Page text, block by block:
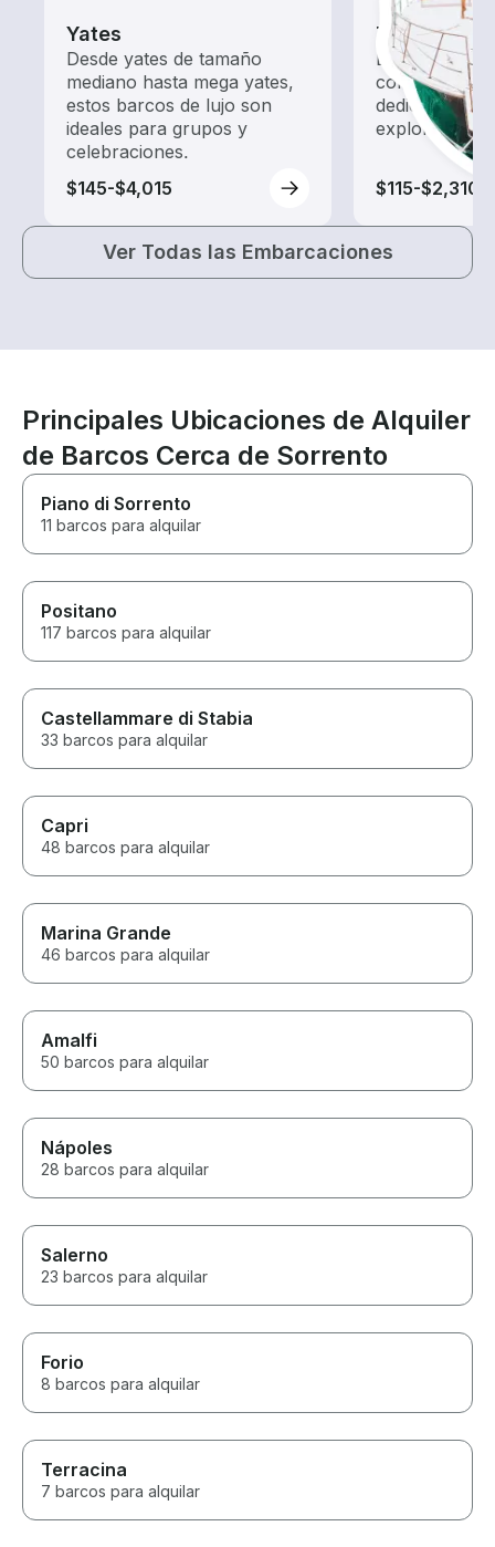
Yates
Desde yates de tamaño
mediano hasta mega yates,
estos barcos de lujo son
ideales para grupos y
celebraciones.
$145-$4,015
Tours
Explora las
con un
dedicado a
exploración.
$115-$2,310
Ver Todas las Embarcaciones
Principales Ubicaciones de Alquiler
de Barcos Cerca de Sorrento
Piano di Sorrento
11 barcos para alquilar
Positano
117 barcos para alquilar
Castellammare di Stabia
33 barcos para alquilar
Capri
48 barcos para alquilar
Marina Grande
46 barcos para alquilar
Amalfi
50 barcos para alquilar
Nápoles
28 barcos para alquilar
Salerno
23 barcos para alquilar
Forio
8 barcos para alquilar
Terracina
7 barcos para alquilar